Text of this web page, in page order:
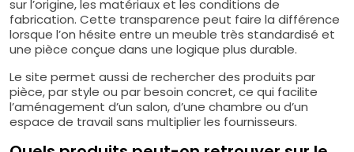
sur l’origine, les matériaux et les conditions de
fabrication. Cette transparence peut faire la différence
lorsque l’on hésite entre un meuble très standardisé et
une pièce conçue dans une logique plus durable.
Le site permet aussi de rechercher des produits par
pièce, par style ou par besoin concret, ce qui facilite
l’aménagement d’un salon, d’une chambre ou d’un
espace de travail sans multiplier les fournisseurs.